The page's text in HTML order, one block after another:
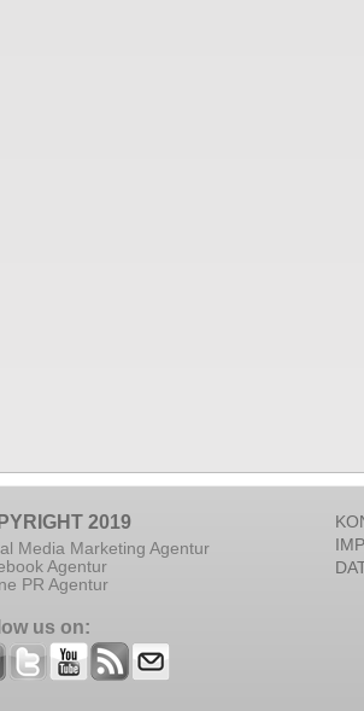
2019
Media Marketing Agentur
Agentur
PR Agentur
us on: